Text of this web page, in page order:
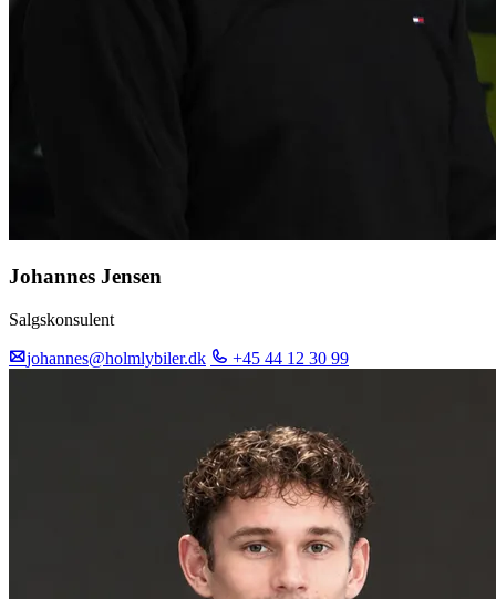
Johannes Jensen
Salgskonsulent
johannes@holmlybiler.dk +45 44 12 30 99